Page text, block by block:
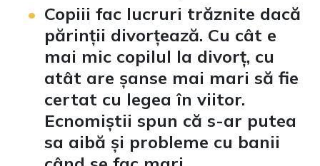
Copiii fac lucruri trăznite dacă
părinții divorțează. Cu cât e
mai mic copilul la divorț, cu
atât are șanse mai mari să fie
certat cu legea în viitor.
Ecnomiștii spun că s-ar putea
sa aibă și probleme cu banii